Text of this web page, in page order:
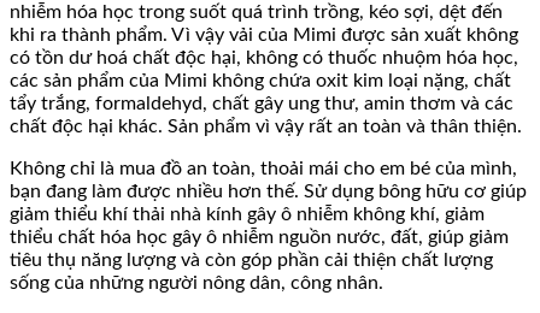
nhiễm hóa học trong suốt quá trình trồng, kéo sợi, dệt đến
khi ra thành phẩm. Vì vậy vải của Mimi được sản xuất không
có tồn dư hoá chất độc hại, không có thuốc nhuộm hóa học,
các sản phẩm của Mimi không chứa oxit kim loại nặng, chất
tẩy trắng, formaldehyd, chất gây ung thư, amin thơm và các
chất độc hại khác. Sản phẩm vì vậy rất an toàn và thân thiện.
Không chỉ là mua đồ an toàn, thoải mái cho em bé của mình,
bạn đang làm được nhiều hơn thế. Sử dụng bông hữu cơ giúp
giảm thiểu khí thải nhà kính gây ô nhiễm không khí, giảm
thiểu chất hóa học gây ô nhiễm nguồn nước, đất, giúp giảm
tiêu thụ năng lượng và còn góp phần cải thiện chất lượng
sống của những người nông dân, công nhân.